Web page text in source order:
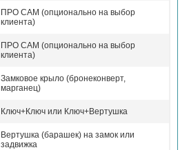
ПРО САМ (опционально на выбор
клиента)
ПРО САМ (опционально на выбор
клиента)
Замковое крыло (бронеконверт,
марганец)
Ключ+Ключ или Ключ+Вертушка
Вертушка (барашек) на замок или
задвижка